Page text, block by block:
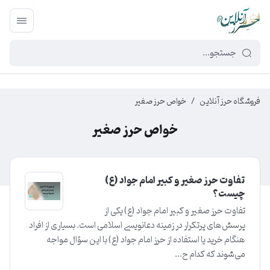
449f43cf-3da2-4422-bb12-2566cb5b8b05
فروشگاه حرز آنلاین / خواص حرز صغیر
خواص حرز صغیر
تفاوت حرز صغیر و کبیر امام جواد (ع)
چیست؟
تفاوت حرز صغیر و کبیر امام جواد (ع) یکی از
پرسش‌های پرتکرار در زمینه دعا‌نویسی اسلامی است. بسیاری از افراد
هنگام خرید یا استفاده از حرز امام جواد (ع) با این سؤال مواجه
می‌شوند که کدام ح...